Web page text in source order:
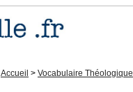
Accueil > Vocabulaire Théologique